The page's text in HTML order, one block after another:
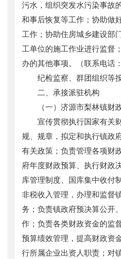
污水，组织突发水污染事故
和事后恢复等工作；协助做
工作；协助住房城乡建设部
工单位的施工作业进行监督
办的其他事项。（联系电话
纪检监察、群团组织等
二、承接派驻机构
（一）济源市梨林镇财
宣传贯彻执行国家有关
规、规章，拟定和执行镇政
有关政策；负责管理各项财
府年度财政预算、执行财政
库管理制度、国库集中收付
非税收入管理，办理和监督
务；负责镇政府预决算公开
作；负责各类财政资金的监
预算绩效管理，提高财政资
行所属企业出资人职责；对